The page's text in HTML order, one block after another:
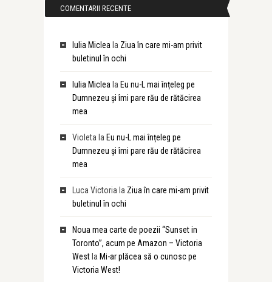
COMENTARII RECENTE
Iulia Miclea la Ziua în care mi-am privit
buletinul în ochi
Iulia Miclea la Eu nu-L mai înțeleg pe
Dumnezeu și îmi pare rău de rătăcirea
mea
Violeta la Eu nu-L mai înțeleg pe
Dumnezeu și îmi pare rău de rătăcirea
mea
Luca Victoria la Ziua în care mi-am privit
buletinul în ochi
Noua mea carte de poezii “Sunset in
Toronto”, acum pe Amazon – Victoria
Westla Mi-ar plăcea să o cunosc pe
Victoria West!